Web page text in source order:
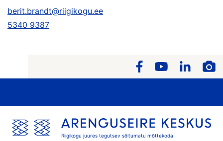
berit.brandt@riigikogu.ee
5340 9387
Riigikogu juures tegutsev sõltumatu mõttekoda